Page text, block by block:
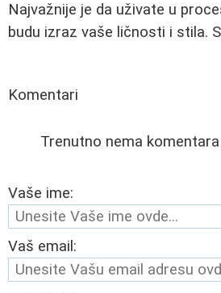
Najvažnije je da uživate u
budu izraz vaše ličnosti i stila.
Komentari
Trenutno nema
Vaše ime:
Vaš email: